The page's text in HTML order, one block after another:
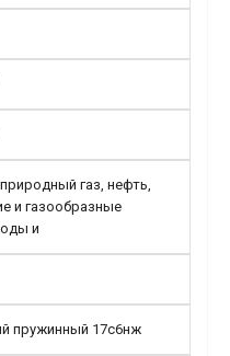
газ, нефть,
и газообразные
и
пружинный 17с6нж